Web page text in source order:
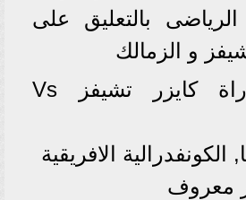
بالتعليق على
و الزمالك
بطاقة المباراة كايزر تشيفز Vs
الكونفدرالية الافريقية
معروف